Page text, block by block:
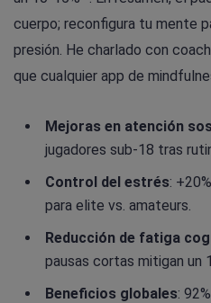
cuerpo; reconfigura tu mente
presión. He charlado con
que cualquier app de
Mejoras en atención
jugadores sub-18 tras
Control del estrés:
para elite vs. amateurs.
Reducción de fatiga
pausas cortas mitigan un
Beneficios globales: